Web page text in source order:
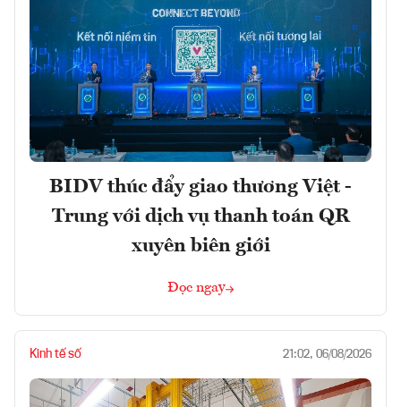
BIDV thúc đẩy giao thương Việt -
Trung với dịch vụ thanh toán QR
xuyên biên giới
Đọc ngay
Kinh tế số 21:02, 06/08/2026